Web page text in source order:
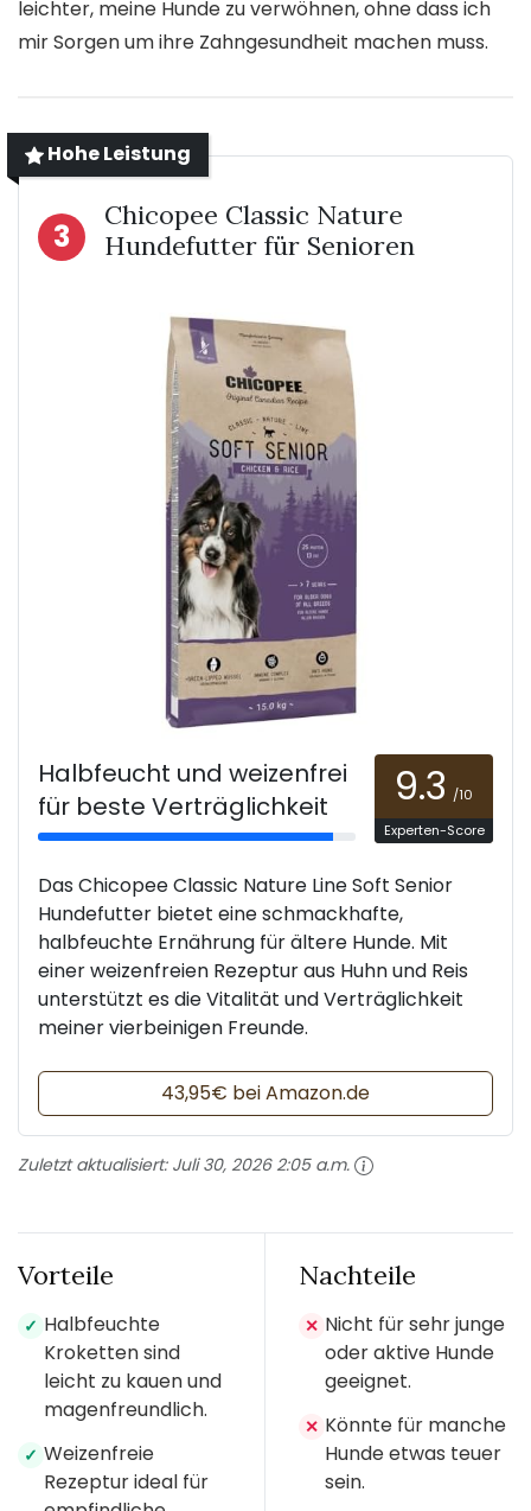
leichter, meine Hunde zu verwöhnen, ohne dass ich
mir Sorgen um ihre Zahngesundheit machen muss.
Hohe Leistung
3
Chicopee Classic Nature
Hundefutter für Senioren
Halbfeucht und weizenfrei
für beste Verträglichkeit
9.3 /10
Experten-Score
Das Chicopee Classic Nature Line Soft Senior
Hundefutter bietet eine schmackhafte,
halbfeuchte Ernährung für ältere Hunde. Mit
einer weizenfreien Rezeptur aus Huhn und Reis
unterstützt es die Vitalität und Verträglichkeit
meiner vierbeinigen Freunde.
43,95€ bei Amazon.de
Zuletzt aktualisiert: Juli 30, 2026 2:05 a.m.
Vorteile
✓ Halbfeuchte
Kroketten sind
leicht zu kauen und
magenfreundlich.
✓ Weizenfreie
Rezeptur ideal für
Nachteile
✕ Nicht für sehr junge
oder aktive Hunde
geeignet.
✕ Könnte für manche
Hunde etwas teuer
sein.